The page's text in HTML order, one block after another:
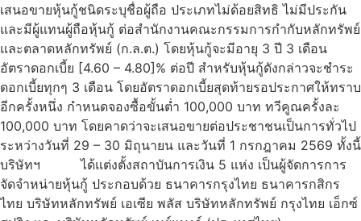
เสนอขายหุ้นกู้ชนิดระบุชื่อผู้ถือ ประเภทไม่ด้อยสิทธิ ไม่มีประกัน
และมีผู้แทนผู้ถือหุ้นกู้ ต่อสำนักงานคณะกรรมการกำกับหลักทรัพย์
และตลาดหลักทรัพย์ (ก.ล.ต.) โดยหุ้นกู้จะมีอายุ 3 ปี 3 เดือน
อัตราดอกเบี้ย [4.60 – 4.80]% ต่อปี สำหรับหุ้นกู้ดังกล่าวจะชำระ
ดอกเบี้ยทุกๆ 3 เดือน โดยอัตราดอกเบี้ยสุดท้ายรอประกาศให้ทราบ
อีกครั้งหนึ่ง กำหนดจองซื้อขั้นต่ำ 100,000 บาท ทวีคูณครั้งละ
100,000 บาท โดยคาดว่าจะเสนอขายต่อประชาชนเป็นการทั่วไป
ระหว่างวันที่ 29 – 30 มิถุนายน และวันที่ 1 กรกฎาคม 2569 ทั้งนี้
บริษัทฯ ได้แต่งตั้งสถาบันการเงิน 5 แห่ง เป็นผู้จัดการการ
จัดจำหน่ายหุ้นกู้ ประกอบด้วย ธนาคารกรุงไทย ธนาคารกสิกร
ไทย บริษัทหลักทรัพย์ เอเซีย พลัส บริษัทหลักทรัพย์ กรุงไทย เอ็กซ์